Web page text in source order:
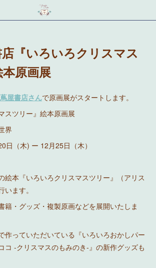
『いろいろクリスマス
原画展
屋書店さんで原画展がスタートします。
スツリー』絵本原画展
界
日（木) ー 12月25日（木）
絵本『いろいろクリスマスツリー』（アリス
ます。
籍・グッズ・複製原画などを展開いたしま
作っていただいている『いろいろおかしパー
コ -クリスマスのもみのき-』の新作グッズも